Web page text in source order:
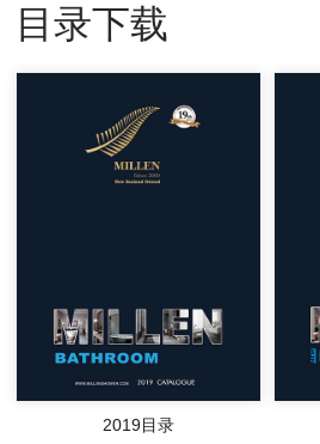
目录下载
2019目录